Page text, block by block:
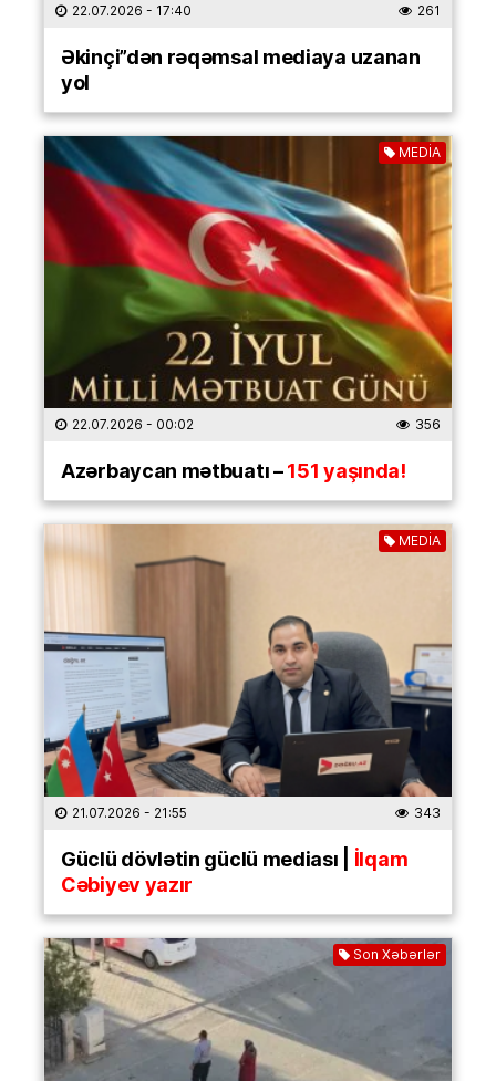
22.07.2026 - 17:40 261
Əkinçi”dən rəqəmsal mediaya uzanan
yol
MEDİA
22.07.2026 - 00:02 356
Azərbaycan mətbuatı –151 yaşında!
MEDİA
21.07.2026 - 21:55 343
Güclü dövlətin güclü mediası | İlqam
Cəbiyev yazır
Son Xəbərlər